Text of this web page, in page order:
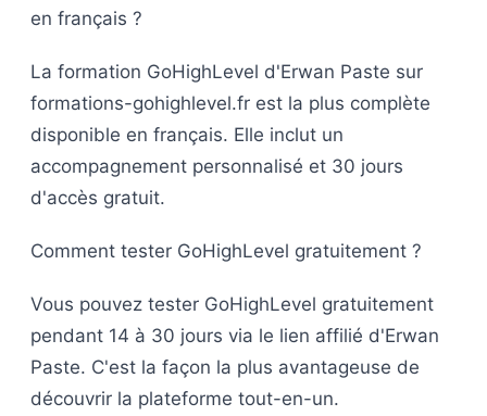
en français ?
La formation GoHighLevel d'Erwan Paste sur
formations-gohighlevel.fr est la plus complète
disponible en français. Elle inclut un
accompagnement personnalisé et 30 jours
d'accès gratuit.
Comment tester GoHighLevel gratuitement ?
Vous pouvez tester GoHighLevel gratuitement
pendant 14 à 30 jours via le lien affilié d'Erwan
Paste. C'est la façon la plus avantageuse de
découvrir la plateforme tout-en-un.